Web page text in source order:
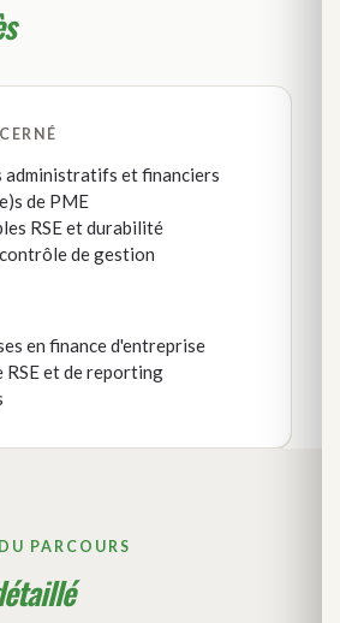
administratifs et financiers
de PME
RSE et durabilité
de gestion
en finance d'entreprise
RSE et de reporting
PARCOURS